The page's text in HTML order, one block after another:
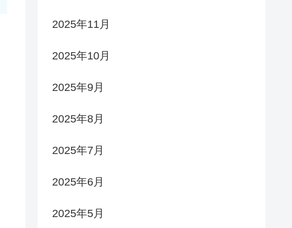
2025年11月
2025年10月
2025年9月
2025年8月
2025年7月
2025年6月
2025年5月